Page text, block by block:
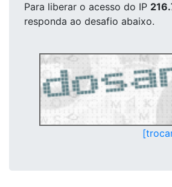
Para liberar o acesso do IP
responda ao desafio abaixo.